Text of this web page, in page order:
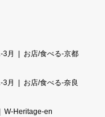
3月
お店/食べる-京都
3月
お店/食べる-奈良
W-Heritage-en